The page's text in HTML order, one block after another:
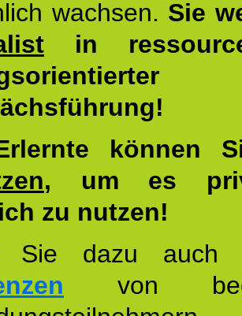
wachsen. Sie
in
können
, um es
zu nutzen!
Sie dazu
von